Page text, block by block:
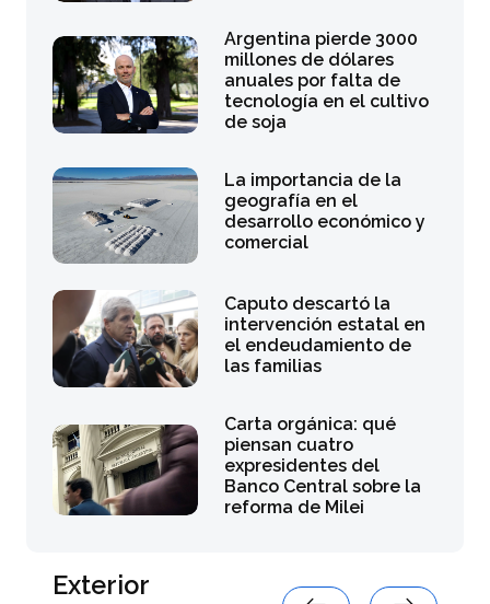
Argentina pierde 3000
millones de dólares
anuales por falta de
tecnología en el cultivo
de soja
La importancia de la
geografía en el
desarrollo económico y
comercial
Caputo descartó la
intervención estatal en
el endeudamiento de
las familias
Carta orgánica: qué
piensan cuatro
expresidentes del
Banco Central sobre la
reforma de Milei
Exterior